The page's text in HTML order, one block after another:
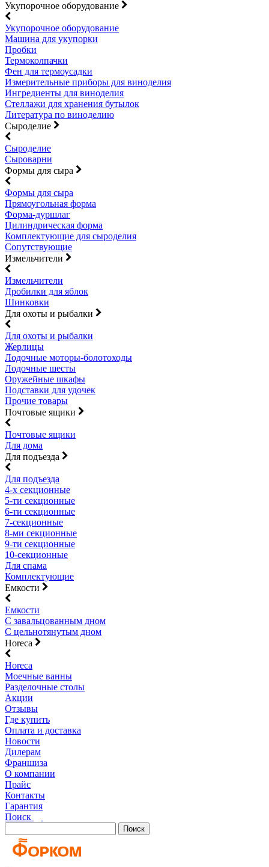
Укупорочное оборудование
Укупорочное оборудование
Машина для укупорки
Пробки
Термоколпачки
Фен для термоусадки
Измерительные приборы для виноделия
Ингредиенты для виноделия
Стеллажи для хранения бутылок
Литература по виноделию
Сыроделие
Сыроделие
Сыроварни
Формы для сыра
Формы для сыра
Прямоугольная форма
Форма-дуршлаг
Цилиндрическая форма
Комплектующие для сыроделия
Сопутствующие
Измельчители
Измельчители
Дробилки для яблок
Шинковки
Для охоты и рыбалки
Для охоты и рыбалки
Жерлицы
Лодочные моторы-болотоходы
Лодочные шесты
Оружейные шкафы
Подставки для удочек
Прочие товары
Почтовые ящики
Почтовые ящики
Для дома
Для подъезда
Для подъезда
4-х секционные
5-ти секционные
6-ти секционные
7-секционные
8-ми секционные
9-ти секционные
10-секционные
Для спама
Комплектующие
Емкости
Емкости
С завальцованным дном
С цельнотянутым дном
Horeca
Horeca
Моечные ванны
Разделочные столы
Акции
Отзывы
Где купить
Оплата и доставка
Новости
Дилерам
Франшиза
О компании
Прайс
Контакты
Гарантия
Поиск
Поиск